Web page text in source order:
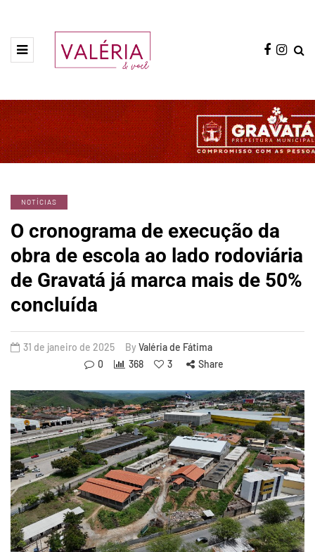
NOTÍCIAS
O cronograma de execução da
obra de escola ao lado rodoviária
de Gravatá já marca mais de 50%
concluída
31 de janeiro de 2025 By Valéria de Fátima
0
368 3 Share